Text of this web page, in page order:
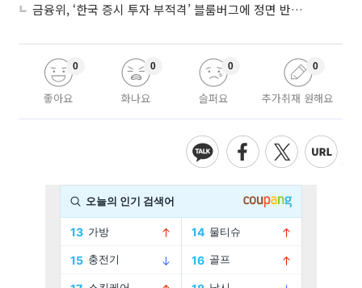
금융위, ‘한국 증시 투자 부적격’ 블룸버그에 정면 반박…“근거 불분명”
좋아요
0
화나요
0
슬퍼요
0
추가취재 원해요
0